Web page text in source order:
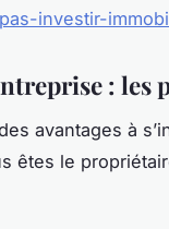
investir-
: les
avantages à
êtes le